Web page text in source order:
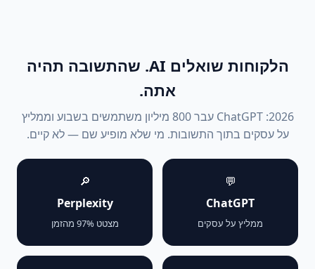
הלקוחות שואלים AI. שהתשובה תהיה
אתה.
2026: ChatGPT עבר 800 מיליון משתמשים בשבוע וממליץ
על עסקים בתוך התשובות. מי שלא מופיע שם — לא קיים.
💬
ChatGPT
ממליץ על עסקים
🔎
Perplexity
מצטט 97% מהזמן